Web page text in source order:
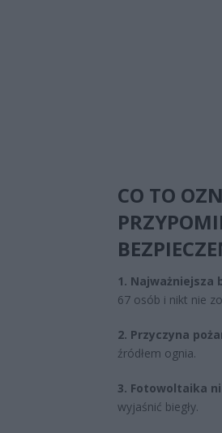
CO TO
1. Najważniejsza
67 osób i nikt nie
2. Przyczyna
źródłem ognia.
3. Fotowoltaika
wyjaśnić biegły.